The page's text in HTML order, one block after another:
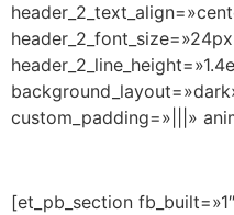
custom_padding=»|||»
[et_pb_section